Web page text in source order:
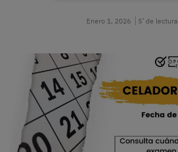
Enero 1, 2026 5’ de lectura